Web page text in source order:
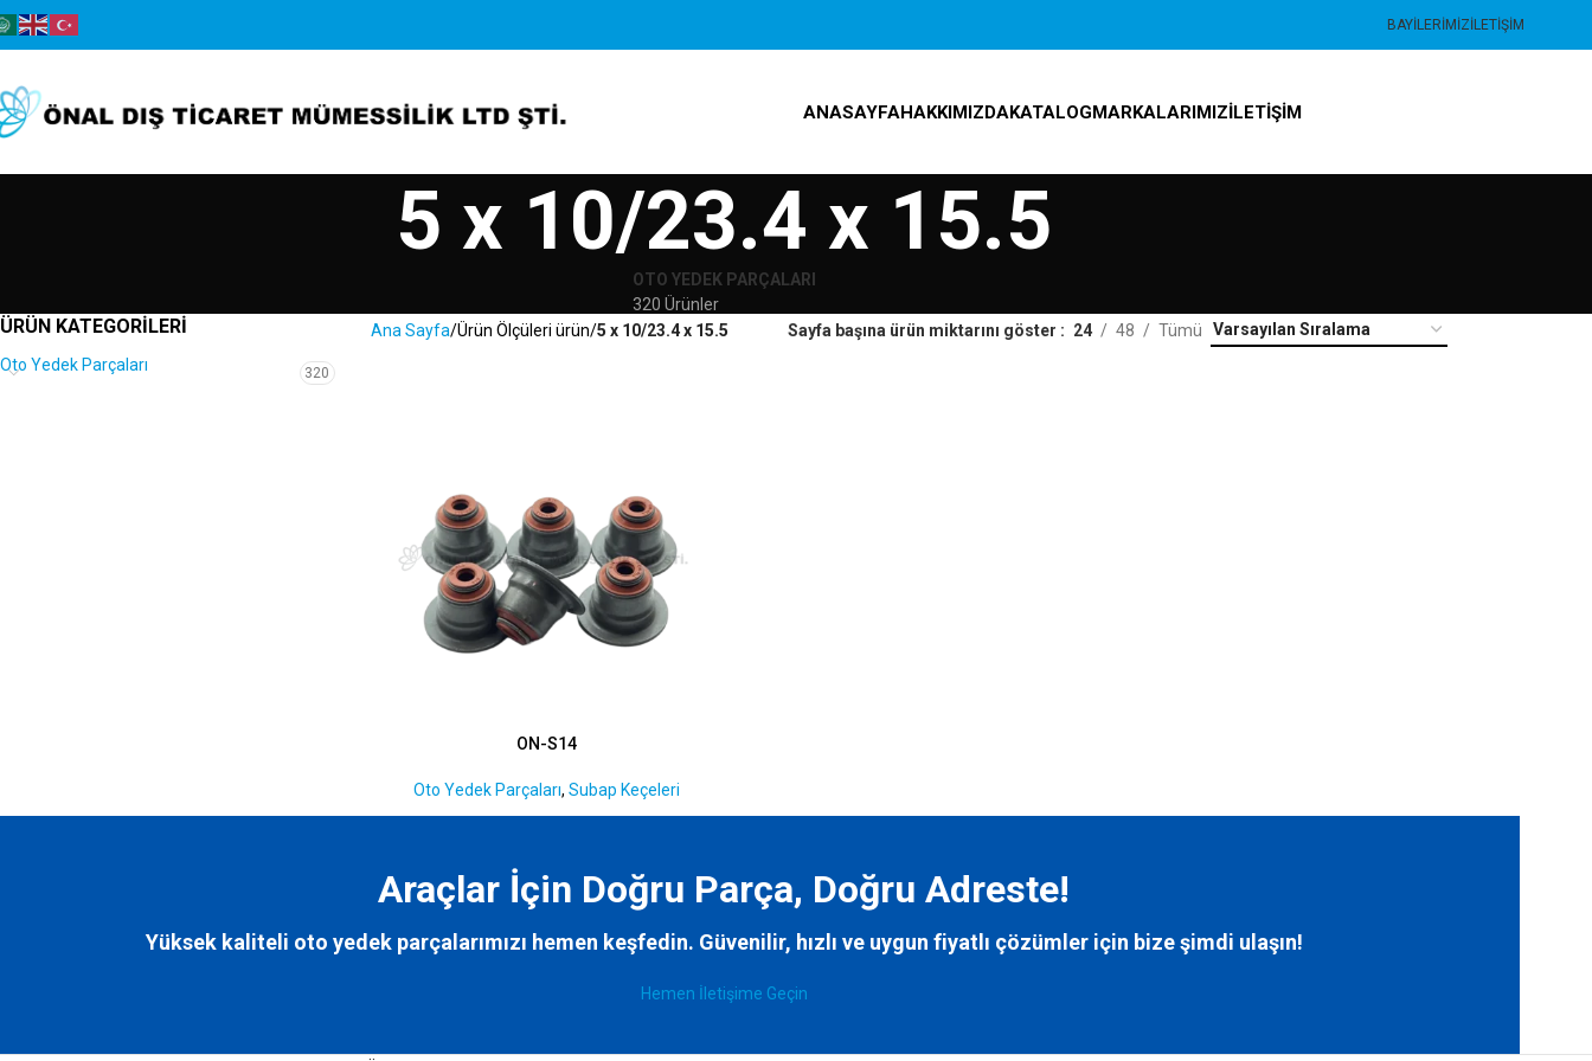
BAYILERIMIZİLETIŞIM
ANASAYFAHAKKIMIZDAKATALOGMARKALARIMIZİLETIŞIM
5 x 10/23.4 x 15.5
OTO YEDEK PARÇALARI
320 Ürünler
ÜRÜN KATEGORILERI
Oto Yedek Parçaları 320
Ana Sayfa Ürün Ölçüleri ürün 5 x 10/23.4 x 15.5 Sayfa başına ürün miktarını göster 24 48 Tümü
ON-S14
Oto Yedek Parçaları, Subap Keçeleri
Araçlar İçin Doğru Parça, Doğru Adreste!
Yüksek kaliteli oto yedek parçalarımızı hemen keşfedin. Güvenilir, hızlı ve uygun fiyatlı çözümler için bizeşimdi ulaşın!
Hemen İletişime Geçin